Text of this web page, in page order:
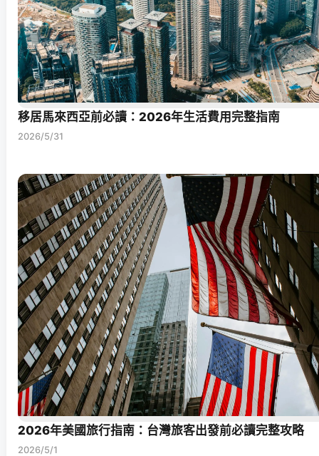
移居馬來西亞前必讀：2026年生活費用完整指南
2026/5/31
2026年美國旅行指南：台灣旅客出發前必讀完整攻略
2026/5/1